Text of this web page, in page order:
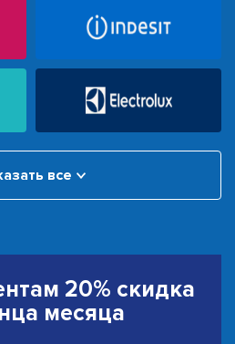
все
20% скидка
месяца